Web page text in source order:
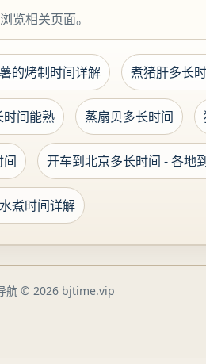
览相关页面。
的烤制时间详解 煮猪肝多长
时间能熟 蒸扇贝多长时间
间 开车到北京多长时间 - 各地
煮时间详解
航 © 2026 bjtime.vip